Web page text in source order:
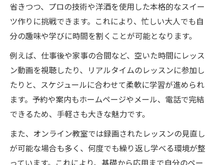
省きつつ、プロの技術や洋酒を使用した本格的なスイー
ツ作りに挑戦できます。これにより、忙しい大人でも自
分の趣味や学びに時間を割くことが可能となります。
例えば、仕事後や家事の合間など、空いた時間にレッス
ン動画を視聴したり、リアルタイムのレッスンに参加し
たりと、スケジュールに合わせて柔軟に学習が進められ
ます。予約や案内もホームページやメール、電話で完結
できるため、手軽さも大きな魅力です。
また、オンライン教室では録画されたレッスンの見直し
が可能な場合も多く、何度でも繰り返し学べる環境が整